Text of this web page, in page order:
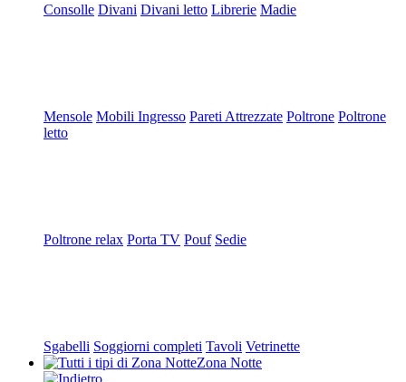
Consolle Divani Divani letto Librerie Madie
Mensole Mobili Ingresso Pareti Attrezzate Poltrone Poltrone
letto
Poltrone relax Porta TV Pouf Sedie
Sgabelli Soggiorni completi Tavoli Vetrinette
Zona Notte